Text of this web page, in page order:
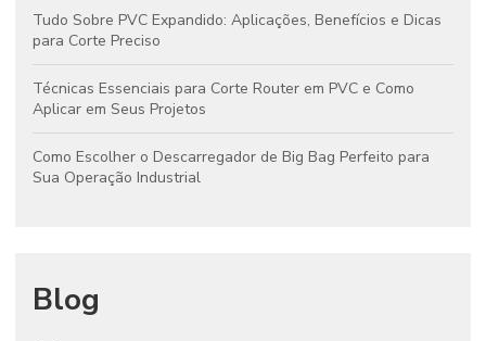
Tudo Sobre PVC Expandido: Aplicações, Benefícios e Dicas
para Corte Preciso
Técnicas Essenciais para Corte Router em PVC e Como
Aplicar em Seus Projetos
Como Escolher o Descarregador de Big Bag Perfeito para
Sua Operação Industrial
Blog